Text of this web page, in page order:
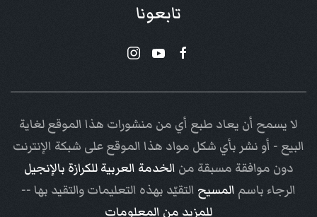
تابعونا
لا يسمح أن يعاد طبع أي من منشورات هذا الموقع لغاية
البيع - أو نشر بأي شكل مواد هذا الموقع على شبكة الإنترنت
دون موافقة مسبقة من الخدمة العربية للكرازة بالإنجيل
الرجاء باسم المسيح التقيّد بهذه التعليمات والتقيد بها --
للمزيد من المعلومات